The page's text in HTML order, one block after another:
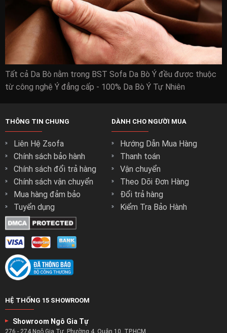
Tất cả Da Bò nằm trong BST Sofa Da Bò Ý đều được thuộc
từ công nghệ Ý đẳng cấp - 100% Da Bò Ý Tự Nhiên
THÔNG TIN CHUNG
Liên Hệ Zsofa
Chính sách bảo hành
Chính sách đổi trả hàng
Chính sách vận chuyển
Mua hàng đảm bảo
Tuyển dụng
DÀNH CHO NGƯỜI MUA
Hướng Dẫn Mua Hàng
Thanh toán
Vận chuyển
Theo Dõi Đơn Hàng
Đổi trả hàng
Kiểm Tra Bảo Hành
HỆ THỐNG 15 SHOWROOM
Showroom Ngô Gia Tự